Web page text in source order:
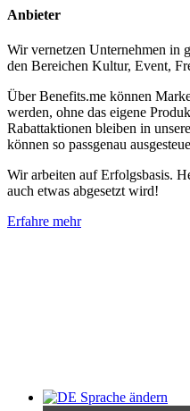
Anbieter
Wir vernetzen Unternehmen in
den Bereichen Kultur, Event,
Über Benefits.me können
werden, ohne das eigene
Rabattaktionen bleiben in
können so passgenau
Wir arbeiten auf Erfolgsbasis.
auch etwas abgesetzt wird!
Erfahre mehr
Sprache ändern